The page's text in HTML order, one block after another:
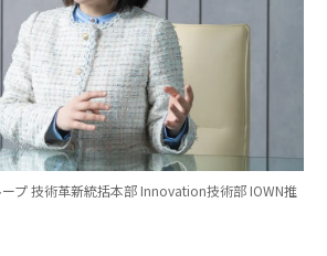
プ 技術革新統括本部 Innovation技術部 IOWN推